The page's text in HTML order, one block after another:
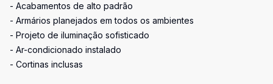
- Acabamentos de alto padrão
- Armários planejados em todos os ambientes
- Projeto de iluminação sofisticado
- Ar-condicionado instalado
- Cortinas inclusas